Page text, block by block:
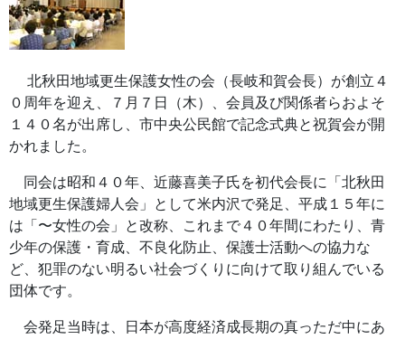
北秋田地域更生保護女性の会（長岐和賀会長）が創立４
０周年を迎え、７月７日（木）、会員及び関係者らおよそ
１４０名が出席し、市中央公民館で記念式典と祝賀会が開
かれました。
同会は昭和４０年、近藤喜美子氏を初代会長に「北秋田
地域更生保護婦人会」として米内沢で発足、平成１５年に
は「〜女性の会」と改称、これまで４０年間にわたり、青
少年の保護・育成、不良化防止、保護士活動への協力な
ど、犯罪のない明るい社会づくりに向けて取り組んでいる
団体です。
会発足当時は、日本が高度経済成長期の真っただ中にあ